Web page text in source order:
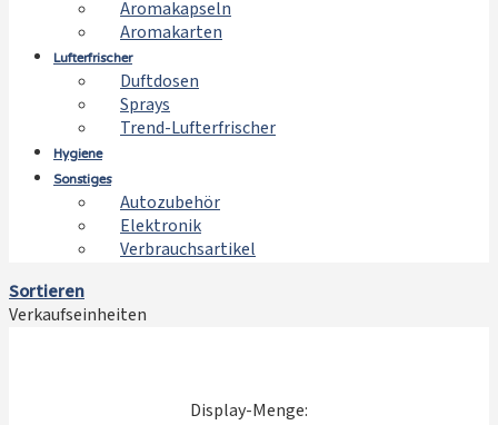
Aromakapseln
Aromakarten
Lufterfrischer
Duftdosen
Sprays
Trend-Lufterfrischer
Hygiene
Sonstiges
Autozubehör
Elektronik
Verbrauchsartikel
Sortieren
Verkaufseinheiten
Display-Menge: